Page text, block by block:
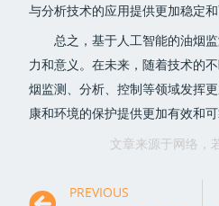
与分析技术的应用提供更加稳定和
总之，基于人工智能的油烟
力和意义。在未来，随着技术的
烟监测、分析、控制等领域发挥
康和环境的保护提供更加有效和可
文章来源于网络，
PREVIOUS